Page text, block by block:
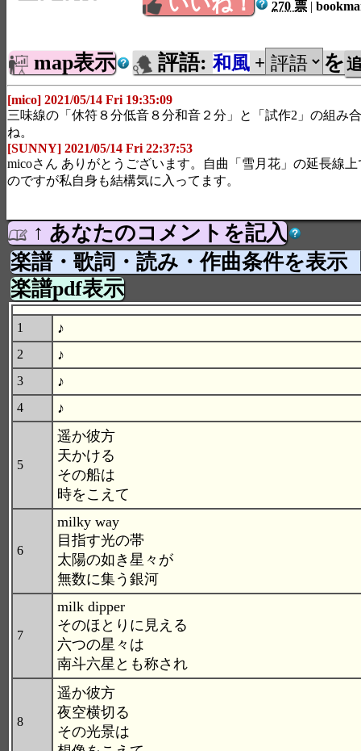
270 票 |
map表示 評語: 和風 + を
[mico] 2021/05/14 Fri 19:35:09
三味線の「休符８分低音８分和音２分」と「試作2」の組み
ね。
[SUNNY] 2021/05/14 Fri 22:37:53
micoさん ありがとうございます。自曲「雪月花」の延長線
のですが私自身も結構気に入ってます。
↑ あなたのコメントを記入
楽譜・歌詞・読み・作曲条件を表示
楽譜pdf表示
1 ♪
2 ♪
3 ♪
4 ♪
5
遥か彼方
天かける
その船は
時をこえて
6
milky way
目指す光の帯
太陽の如き星々が
無数に集う銀河
7
milk dipper
そのほとりに見える
六つの星々は
南斗六星とも称され
8
遥か彼方
夜空横切る
その光景は